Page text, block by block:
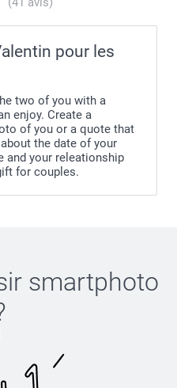
pour les
two of you with a
enjoy. Create a
of you or a quote that
the date of your
and your releationship
for couples.
smartphoto